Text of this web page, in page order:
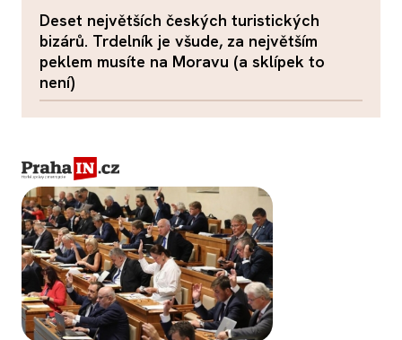
Deset největších českých turistických
bizárů. Trdelník je všude, za největším
peklem musíte na Moravu (a sklípek to
není)